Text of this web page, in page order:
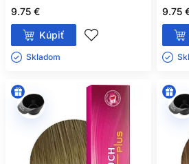
PREKRYJE DEMI-
FARBA
Môže ich zjemniť alebo čiastočne
podiel odolných šedín býva
POTREBUJEM
K väčšine oxidačných demi-
9.75 €
Kúpiť
Skladom ㅤ
9.75